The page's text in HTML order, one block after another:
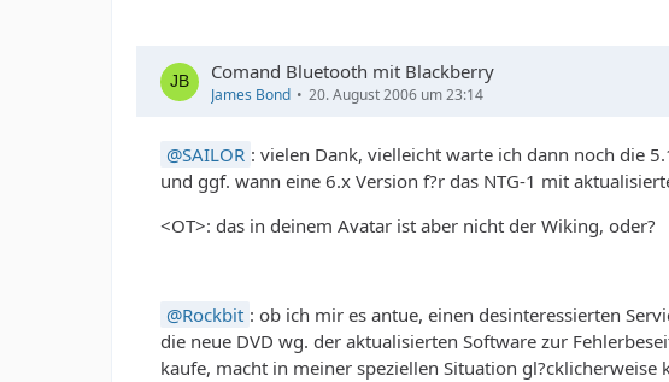
Comand Bluetooth mit Blackberry
James Bond 20. August 2006 um 23:14
SAILOR : vielen Dank, vielleicht warte ich dann noch die
und ggf. wann eine 6.x Version f?r das NTG-1 mit
<OT>: das in deinem Avatar ist aber nicht der Wiking, oder?
Rockbit : ob ich mir es antue, einen desinteressierten
die neue DVD wg. der aktualisierten Software zur
kaufe, macht in meiner speziellen Situation gl?cklicherweise